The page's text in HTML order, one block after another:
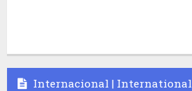
Internacional | International